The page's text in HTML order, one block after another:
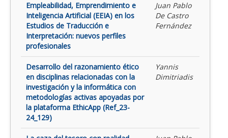
Empleabilidad, Emprendimiento e
Inteligencia Artificial (EEIA) en los
Estudios de Traducción e
Interpretación: nuevos perfiles
profesionales
Juan Pablo
De Castro
Fernández
Desarrollo del razonamiento ético
en disciplinas relacionadas con la
investigación y la informática con
metodologías activas apoyadas por
la plataforma EthicApp (Ref_23-
24_129)
Yannis
Dimitriadis